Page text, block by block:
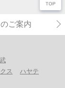
ご案内
ス
ハヤテ